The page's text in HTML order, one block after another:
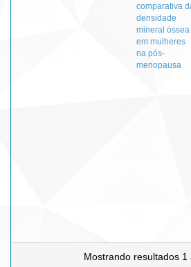
comparativa
densidade
mineral óssea
em mulheres
na pós-
menopausa
Mostrando resultados 1